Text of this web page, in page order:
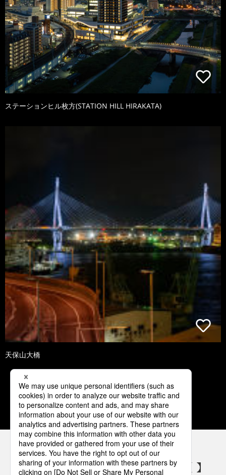
ステーションヒル枚方(STATION HILL HIRAKATA)
天保山大橋
1 2 3 4 5
パナソニックの電気設備 SNSアカウント